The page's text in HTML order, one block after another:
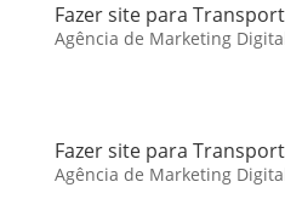
Fazer site para
Agência de Marketing
Fazer site para
Agência de Marketing